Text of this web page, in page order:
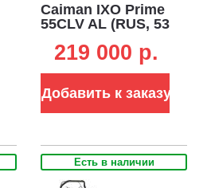
Caiman IXO Prime
55CLV AL (RUS, 53
Engine, 224см3,
54,4 кг.)
219 000 p.
Добавить к заказу
Есть в наличии